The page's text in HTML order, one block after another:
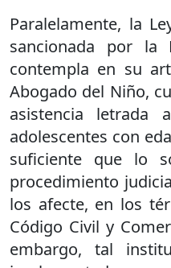
Paralelamente, la
sancionada por la
contempla en su
Abogado del Niño,
asistencia
adolescentes con
suficiente que lo
procedimiento
los afecte, en los
Código Civil y
embargo, tal